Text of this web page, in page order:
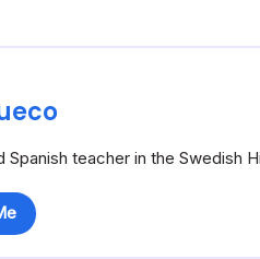
Spanish teacher in the Swedish